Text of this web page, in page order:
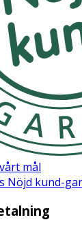
ammande:
Aqua,
Copolymer,
Caprylyl
Alcohol,
+/- CI
mål
Nöjd kund-